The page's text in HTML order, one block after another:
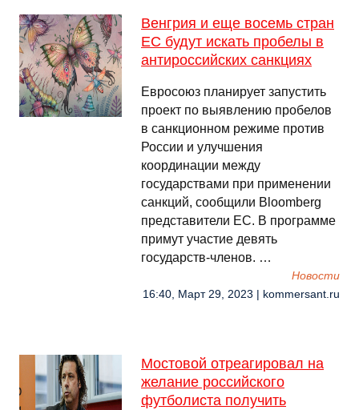
Венгрия и еще восемь стран
ЕС будут искать пробелы в
антироссийских санкциях
Евросоюз планирует запустить
проект по выявлению пробелов
в санкционном режиме против
России и улучшения
координации между
государствами при применении
санкций, сообщили Bloomberg
представители ЕС. В программе
примут участие девять
государств-членов. …
Новости
16:40, Март 29, 2023 | kommersant.ru
Мостовой отреагировал на
желание российского
футболиста получить